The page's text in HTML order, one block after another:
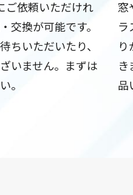
ご依頼いただけれ
交換が可能です。
ちいただいたり、
いません。まずは
。
窓
ラ
品